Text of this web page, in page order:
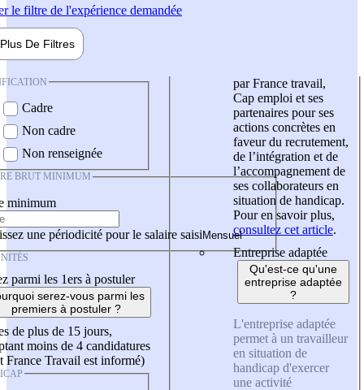
le filtre de l'expérience demandée
Plus De Filtres
Cadre
Non cadre
Non renseignée
BRUT MINIMUM
minimum
une périodicité pour le salaire saisi
parmi les 1ers à postuler
serez-vous parmi les
premiers à postuler ?
de plus de 15 jours,
moins de 4 candidatures
France Travail est informé)
par France travail,
Cap emploi et ses
partenaires pour ses
actions concrètes en
faveur du recrutement,
de l’intégration et de
l’accompagnement de
ses collaborateurs en
situation de handicap.
Pour en savoir plus,
consultez cet article.
Entreprise adaptée
Qu'est-ce qu'une
entreprise adaptée
?
L'entreprise adaptée
permet à un travailleur
en situation de
handicap d'exercer
une activité